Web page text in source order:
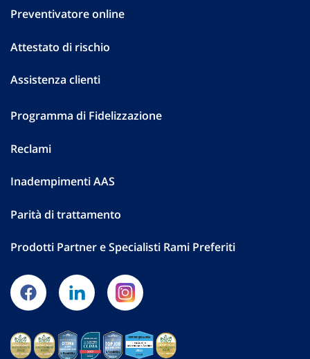
Preventivatore online
Attestato di rischio
Assistenza clienti
Programma di Fidelizzazione
Reclami
Inadempimenti AAS
Parità di trattamento
Prodotti Partner e Specialisti Rami Preferiti